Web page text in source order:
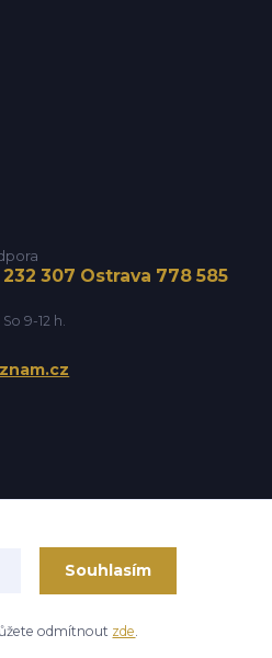
307 Ostrava 778 585
9-12 h.
Souhlasím
odmítnout zde